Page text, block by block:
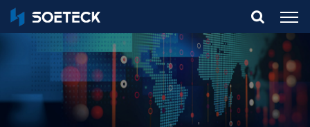
What Are You Looking For?